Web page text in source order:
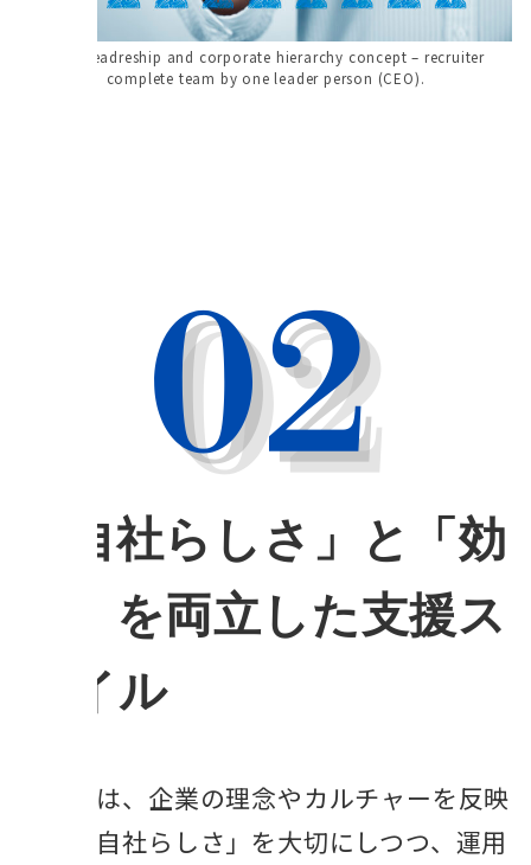
CEO, leadreship and corporate hierarchy concept – recruiter
complete team by one leader person (CEO).
「自社らしさ」と「効
率」を両立した支援ス
タイル
私たちは、企業の理念やカルチャーを反映
した「自社らしさ」を大切にしつつ、運用